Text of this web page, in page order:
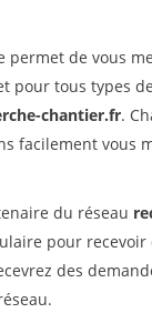
permet de vous
pour tous types
chantier.fr.
facilement vous
du réseau
pour
des